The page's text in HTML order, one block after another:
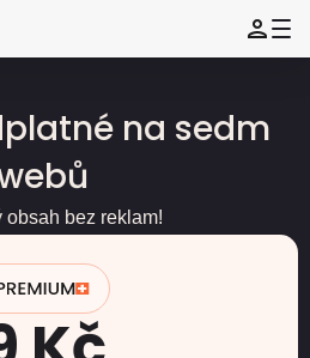
na sedm
obsah bez reklam!